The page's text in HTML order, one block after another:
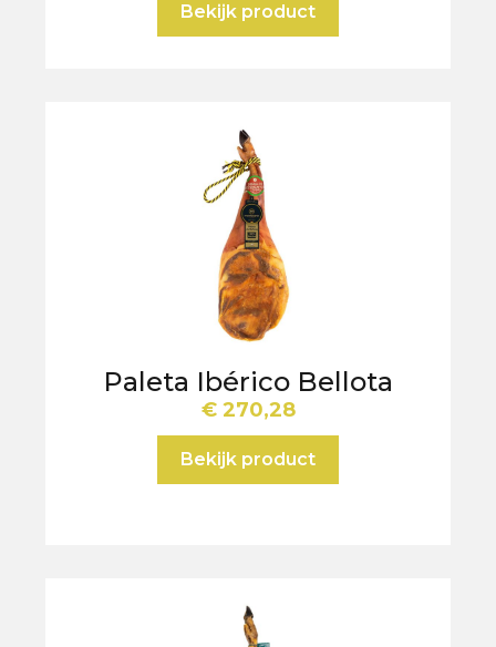
Bekijk product
Paleta Ibérico Bellota
€270,28
Bekijk product